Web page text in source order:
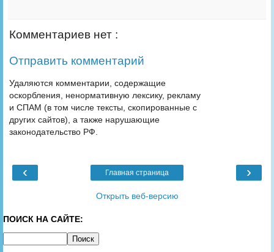
Комментариев нет :
Отправить комментарий
Удаляются комментарии, содержащие
оскорбления, ненормативную лексику, рекламу
и СПАМ (в том числе тексты, скопированные с
других сайтов), а также нарушающие
законодательство РФ.
‹ ›
Главная страница
Открыть веб-версию
ПОИСК НА САЙТЕ: